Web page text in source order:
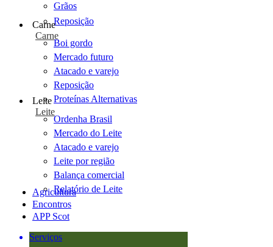
Grãos
Reposição
Carne
Carne
Boi gordo
Mercado futuro
Atacado e varejo
Reposição
Proteínas Alternativas
Leite
Leite
Ordenha Brasil
Mercado do Leite
Atacado e varejo
Leite por região
Balança comercial
Relatório de Leite
Agricultura
Encontros
APP Scot
Serviços